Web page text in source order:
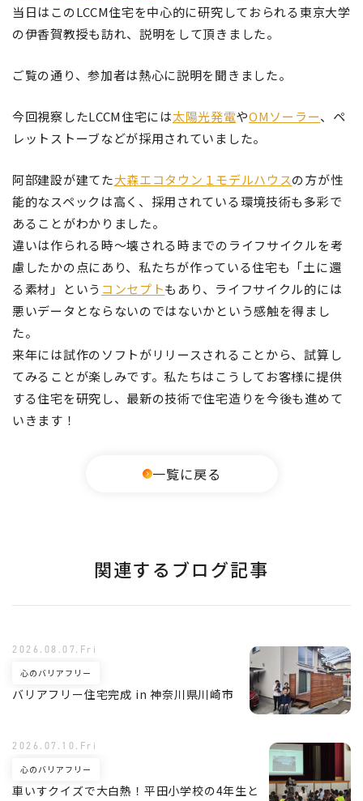
当日はこのLCCM住宅を中心的に研究しておられる東京大学
の伊香賀教授も訪れ、説明をして頂きました。
ご覧の通り、参加者は熱心に説明を聞きました。
今回視察したLCCM住宅には太陽光発電やOMソーラー、ペ
レットストーブなどが採用されていました。
阿部建設が建てた大森エコタウン１モデルハウスの方が性
能的なスペックは高く、採用されている環境技術も多彩で
あることがわかりました。
違いは作られる時～壊される時までのライフサイクルを考
慮したかの点にあり、私たちが作っている住宅も「土に還
る素材」という コンセプトもあり、ライフサイクル的には
悪いデータとならないのではないかという感触を得まし
た。
来年には試作のソフトがリリースされることから、試算し
てみることが楽しみです。私たちはこうしてお客様に提供
する住宅を研究し、最新の技術で住宅造りを今後も進めて
いきます！
一覧に戻る
関連するブログ記事
バリアフリー住宅完成 in 神奈川県川崎市
心のバリアフリー
2026.08.07.Fri
車いすクイズで大白熱！平田小学校の4年生と
心のバリアフリー
2026.07.10.Fri